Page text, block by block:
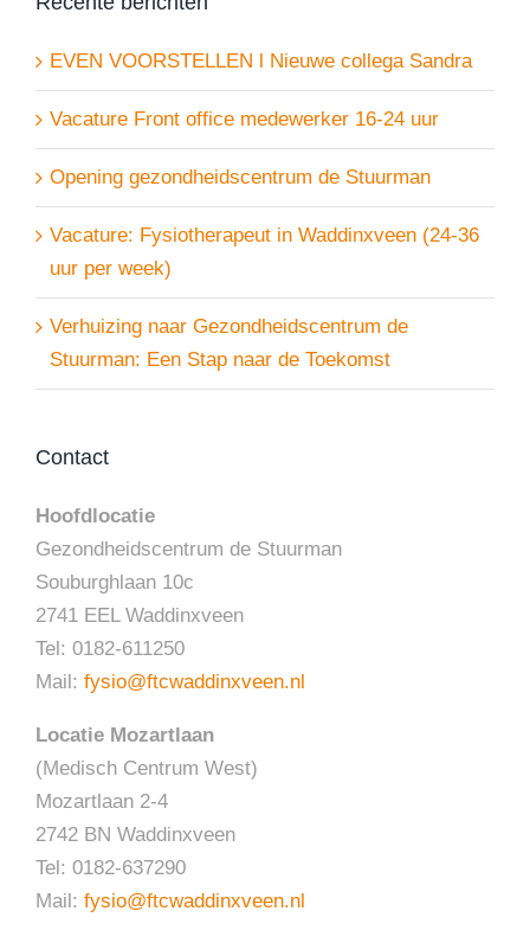
EVEN VOORSTELLEN l Nieuwe collega Sandra
Vacature Front office medewerker 16-24 uur
Opening gezondheidscentrum de Stuurman
Vacature: Fysiotherapeut in Waddinxveen (24-36
uur per week)
Verhuizing naar Gezondheidscentrum de
Stuurman: Een Stap naar de Toekomst
Contact
Hoofdlocatie
Gezondheidscentrum de Stuurman
Souburghlaan 10c
2741 EEL Waddinxveen
Tel: 0182-611250
Mail: fysio@ftcwaddinxveen.nl
Locatie Mozartlaan
(Medisch Centrum West)
Mozartlaan 2-4
2742 BN Waddinxveen
Tel: 0182-637290
Mail: fysio@ftcwaddinxveen.nl